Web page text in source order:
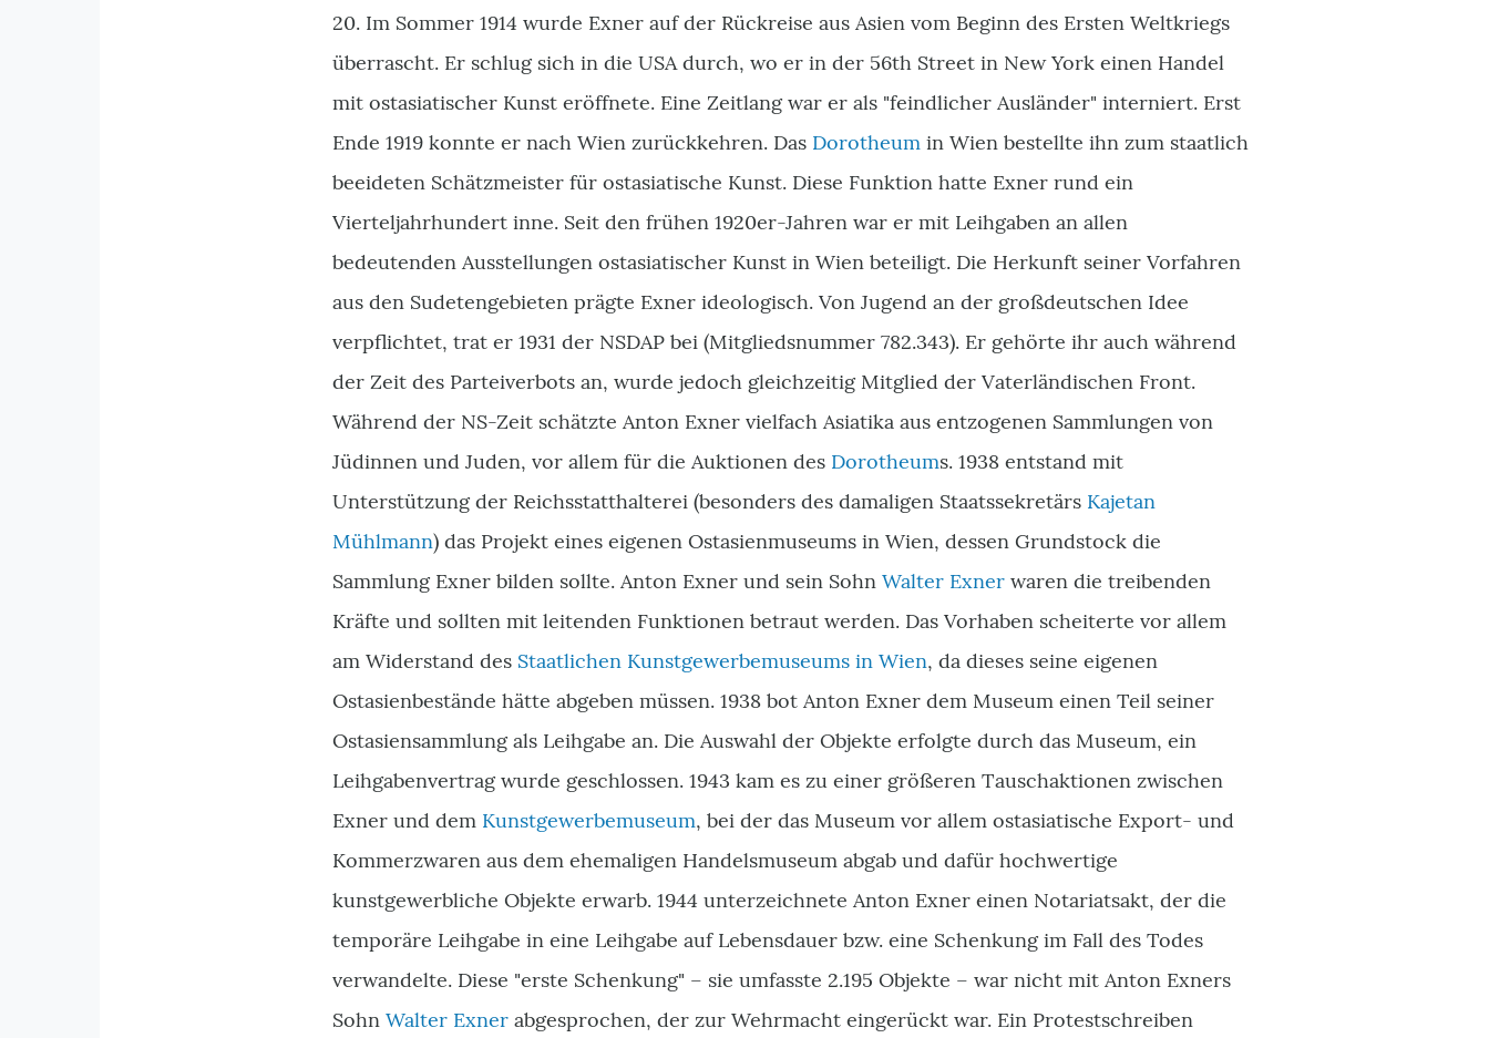
20. Im Sommer 1914 wurde Exner auf der Rückreise aus Asien vom Beginn des Ersten Weltkriegs
überrascht. Er schlug sich in die USA durch, wo er in der 56th Street in New York einen Handel
mit ostasiatischer Kunst eröffnete. Eine Zeitlang war er als "feindlicher Ausländer" interniert. Erst
Ende 1919 konnte er nach Wien zurückkehren. Das Dorotheum in Wien bestellte ihn zum staatlich
beeideten Schätzmeister für ostasiatische Kunst. Diese Funktion hatte Exner rund ein
Vierteljahrhundert inne. Seit den frühen 1920er-Jahren war er mit Leihgaben an allen
bedeutenden Ausstellungen ostasiatischer Kunst in Wien beteiligt. Die Herkunft seiner Vorfahren
aus den Sudetengebieten prägte Exner ideologisch. Von Jugend an der großdeutschen Idee
verpflichtet, trat er 1931 der NSDAP bei (Mitgliedsnummer 782.343). Er gehörte ihr auch während
der Zeit des Parteiverbots an, wurde jedoch gleichzeitig Mitglied der Vaterländischen Front.
Während der NS-Zeit schätzte Anton Exner vielfach Asiatika aus entzogenen Sammlungen von
Jüdinnen und Juden, vor allem für die Auktionen des Dorotheums. 1938 entstand mit
Unterstützung der Reichsstatthalterei (besonders des damaligen Staatssekretärs Kajetan
Mühlmann) das Projekt eines eigenen Ostasienmuseums in Wien, dessen Grundstock die
Sammlung Exner bilden sollte. Anton Exner und sein Sohn Walter Exner waren die treibenden
Kräfte und sollten mit leitenden Funktionen betraut werden. Das Vorhaben scheiterte vor allem
am Widerstand des Staatlichen Kunstgewerbemuseums in Wien, da dieses seine eigenen
Ostasienbestände hätte abgeben müssen. 1938 bot Anton Exner dem Museum einen Teil seiner
Ostasiensammlung als Leihgabe an. Die Auswahl der Objekte erfolgte durch das Museum, ein
Leihgabenvertrag wurde geschlossen. 1943 kam es zu einer größeren Tauschaktionen zwischen
Exner und dem Kunstgewerbemuseum, bei der das Museum vor allem ostasiatische Export- und
Kommerzwaren aus dem ehemaligen Handelsmuseum abgab und dafür hochwertige
kunstgewerbliche Objekte erwarb. 1944 unterzeichnete Anton Exner einen Notariatsakt, der die
temporäre Leihgabe in eine Leihgabe auf Lebensdauer bzw. eine Schenkung im Fall des Todes
verwandelte. Diese "erste Schenkung" – sie umfasste 2.195 Objekte – war nicht mit Anton Exners
Sohn Walter Exner abgesprochen, der zur Wehrmacht eingerückt war. Ein Protestschreiben